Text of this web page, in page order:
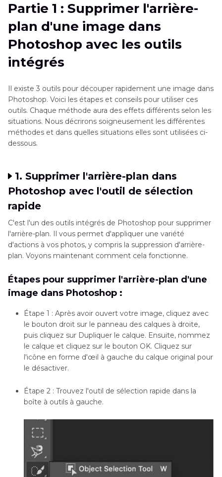
Partie 2: Supprimer l'arrière-plan Photoshop
avec le plugin Remove.bg
Partie 3: Alternative facile à Photoshop pour
supprimer l'arrière-plan d'une photo
Partie 4 : Meilleur outil en ligne pour enlever
l'arrière-plan sans Photoshop
Conclusion
Partie 1 : Supprimer l'arrière-
plan d'une image dans
Photoshop avec les outils
intégrés
Il existe 3 outils pour découper rapidement une image dans
Photoshop. Voici les étapes et conseils pour utiliser ces
outils. Chaque méthode aura des effets différents selon les
situations. Nous décrirons soigneusement les différentes
méthodes et dans quelles situations elles sont utilisées ci-
dessous.
1. Supprimer l'arrière-plan dans
Photoshop avec l'outil de sélection
rapide
C'est l'un des outils intégrés de Photoshop pour supprimer
l'arrière-plan. Il vous permet d'appliquer une variété
d'actions à vos photos, y compris la suppression d'arrière-
plan. Voyons maintenant comment cela fonctionne.
Étapes pour supprimer l'arrière-plan d'une
image dans Photoshop :
Étape 1 : Après avoir ouvert votre image, cliquez avec
le bouton droit sur le panneau des calques à droite,
puis cliquez sur Dupliquer le calque. Ensuite, nommez
le calque et cliquez sur le bouton OK. Cliquez sur
l'icône en forme d'œil à gauche du calque original pour
le désactiver.
Étape 2 : Trouvez l'outil de sélection rapide dans la
boîte à outils à gauche.